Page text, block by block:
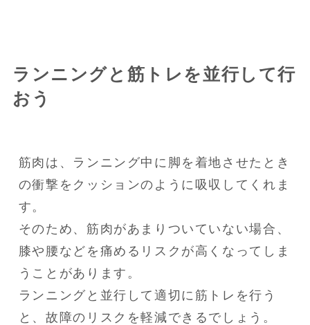
ランニングと筋トレを並行して行
おう
筋肉は、ランニング中に脚を着地させたとき
の衝撃をクッションのように吸収してくれま
す。
そのため、筋肉があまりついていない場合、
膝や腰などを痛めるリスクが高くなってしま
うことがあります。
ランニングと並行して適切に筋トレを行う
と、故障のリスクを軽減できるでしょう。